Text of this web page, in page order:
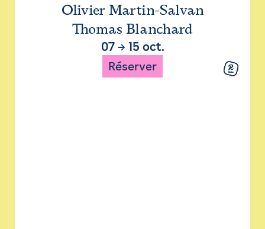
Olivier Martin-Salvan
Thomas Blanchard
07→ 15 oct.
Réserver